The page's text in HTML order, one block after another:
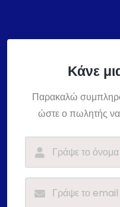
Κάνε
Παρακαλώ
ώστε ο πωλητής